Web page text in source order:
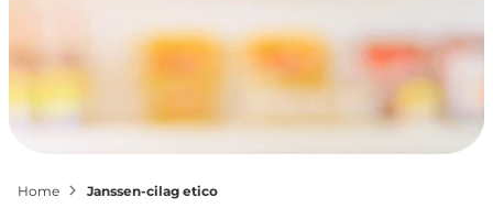
janssen-cilag etico